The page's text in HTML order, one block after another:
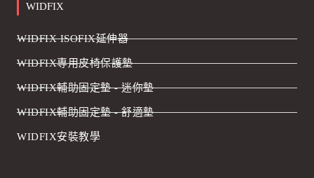
WIDFIX
WIDFIX ISOFIX延伸器
WIDFIX專用皮椅保護墊
WIDFIX輔助固定墊 - 迷你墊
WIDFIX輔助固定墊 - 舒適墊
WIDFIX安裝教學